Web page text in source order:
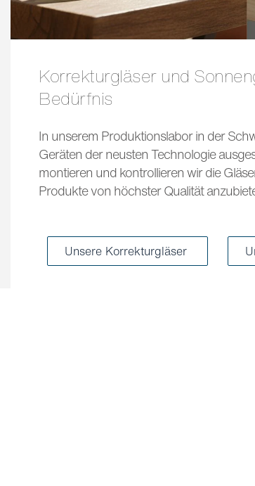
Korrekturgläser und Sonnengläser für jedes
Bedürfnis
In unserem Produktionslabor in der
Geräten der neusten Technologie
montieren und kontrollieren wir die
Produkte von höchster Qualität
Unsere Korrekturgläser